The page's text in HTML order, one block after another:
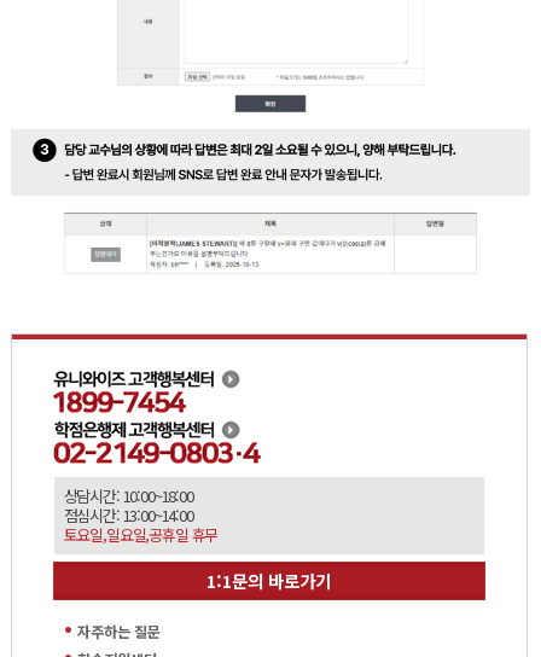
상담시간: 10:00~18:00
점심시간: 13:00~14:00
토요일,일요일,공휴일 휴무
1:1문의 바로가기
자주하는 질문